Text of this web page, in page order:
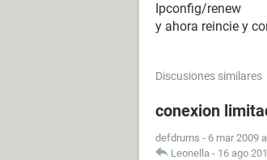
Ipconfig/renew
y ahora reincie y
Discusiones similares
conexion
defdrums - 6 mar 2009
Leonella - 16 ago